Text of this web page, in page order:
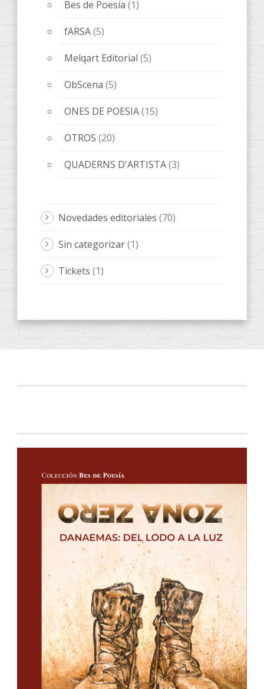
Bes de Poesía (1)
fARSA(5)
Melqart Editorial (5)
ObScena (5)
ONES DE POESIA(15)
OTROS (20)
QUADERNS D'ARTISTA(3)
Novedades editoriales (70)
Sin categorizar(1)
Tickets (1)